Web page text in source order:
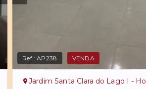
Ref.:AP238 VENDA
Jardim Santa Clara do Lago I -